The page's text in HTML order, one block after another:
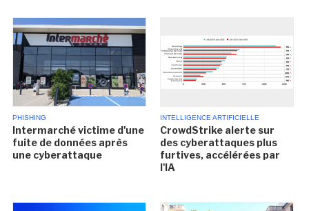
PHISHING
Intermarché victime d'une
fuite de données après
une cyberattaque
INTELLIGENCE ARTIFICIELLE
CrowdStrike alerte sur
des cyberattaques plus
furtives, accélérées par
l'IA